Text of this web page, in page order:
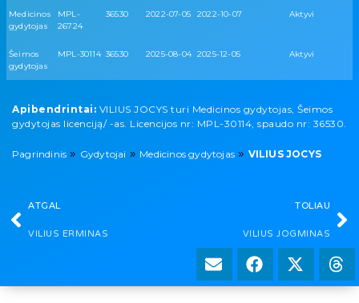
Medicinos
gydytojas
MPL-
26724
36530 2022-07-05 2022-10-07 Aktyvi
Šeimos
gydytojas
MPL-30114 36530 2025-08-04 2025-12-05 Aktyvi
Apibendrintai: VILIUS JOCYS turi Medicinos gydytojas, Šeimos
gydytojas licenciją/ -as. Licencijos nr: MPL-30114, spaudo nr: 36530.
Pagrindinis » Gydytojai » Medicinos gydytojas » VILIUS JOCYS
ATGAL
VILIUS ERMINAS
TOLIAU
VILIUS JOGMINAS